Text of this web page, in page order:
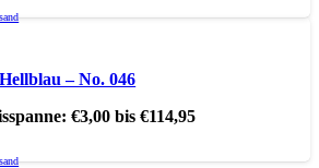
– No. 046
€3,00 bis €114,95